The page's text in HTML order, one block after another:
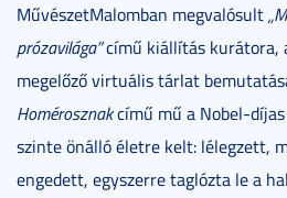
MűvészetMalomban megvalósult
prózavilága”című kiállítás kurátora,
megelőző virtuális tárlat
Homérosznakcímű mű a Nobel-díjas
szinte önálló életre kelt: lélegzett,
engedett, egyszerre taglózta le a